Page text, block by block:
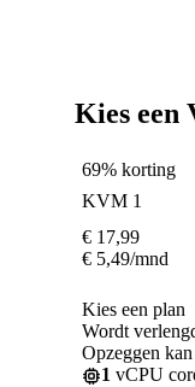
Kies een
69% korting
KVM 1
€ 17,99
€ 5,49/mnd
Kies een plan
Wordt
Opzeggen
1 vCPU